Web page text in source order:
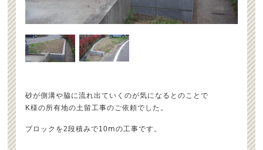
砂が側溝や脇に流れ出ていくのが気になるとのことで
K様の所有地の土留工事のご依頼でした。
ブロックを2段積みで10ⅿの工事です。